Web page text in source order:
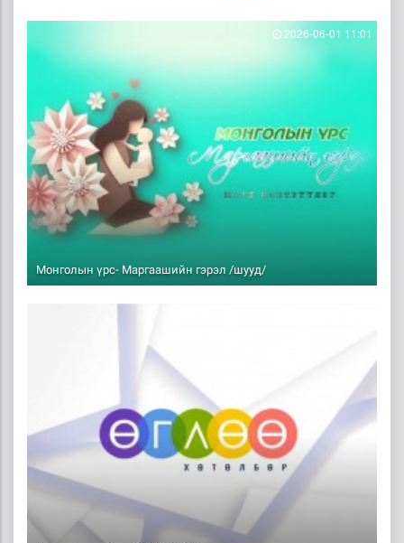
Монголын үрс- Маргаашийн гэрэл /шууд/
2026-06-01 11:01